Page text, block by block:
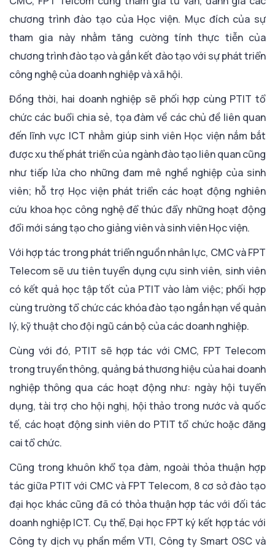
chương trình đào tạo của Học viện. Mục đích của sự
tham gia này nhằm tăng cường tính thực tiễn của
chương trình đào tạo và gắn kết đào tạo với sự phát triển
công nghệ của doanh nghiệp và xã hội.
Đồng thời, hai doanh nghiệp sẽ phối hợp cùng PTIT tổ
chức các buổi chia sẻ, tọa đàm về các chủ đề liên quan
đến lĩnh vực ICT nhằm giúp sinh viên Học viện nắm bắt
được xu thế phát triển của ngành đào tạo liên quan cũng
như tiếp lửa cho những đam mê nghề nghiệp của sinh
viên; hỗ trợ Học viện phát triển các hoạt động nghiên
cứu khoa học công nghệ để thúc đẩy những hoạt động
đổi mới sáng tạo cho giảng viên và sinh viên Học viện.
Với hợp tác trong phát triển nguồn nhân lực, CMC và FPT
Telecom sẽ ưu tiên tuyển dụng cựu sinh viên, sinh viên
có kết quả học tập tốt của PTIT vào làm việc; phối hợp
cùng trường tổ chức các khóa đào tạo ngắn hạn về quản
lý, kỹ thuật cho đội ngũ cán bộ của các doanh nghiệp.
Cùng với đó, PTIT sẽ hợp tác với CMC, FPT Telecom
trong truyền thông, quảng bá thương hiệu của hai doanh
nghiệp thông qua các hoạt động như: ngày hội tuyển
dụng, tài trợ cho hội nghị, hội thảo trong nước và quốc
tế, các hoạt động sinh viên do PTIT tổ chức hoặc đăng
cai tổ chức.
Cũng trong khuôn khổ tọa đàm, ngoài thỏa thuận hợp
tác giữa PTIT với CMC và FPT Telecom, 8 cơ sở đào tạo
đại học khác cũng đã có thỏa thuận hợp tác với đối tác
doanh nghiệp ICT. Cụ thể, Đại học FPT ký kết hợp tác với
Công ty dịch vụ phần mềm VTI, Công ty Smart OSC và